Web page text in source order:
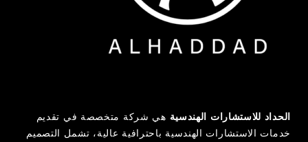
966138345032
الحداد للاستشارات الهندسية هي شركة متخصصة في تقديم
خدمات الاستشارات الهندسية باحترافية عالية، تشمل التصميم